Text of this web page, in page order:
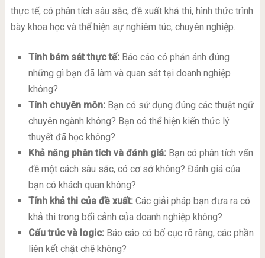
thực tế, có phân tích sâu sắc, đề xuất khả thi, hình thức trình
bày khoa học và thể hiện sự nghiêm túc, chuyên nghiệp.
Tính bám sát thực tế:Báo cáo có phản ánh đúng
những gì bạn đã làm và quan sát tại doanh nghiệp
không?
Tính chuyên môn:Bạn có sử dụng đúng các thuật ngữ
chuyên ngành không? Bạn có thể hiện kiến thức lý
thuyết đã học không?
Khả năng phân tích và đánh giá:Bạn có phân tích vấn
đề một cách sâu sắc, có cơ sở không? Đánh giá của
bạn có khách quan không?
Tính khả thi của đề xuất:Các giải pháp bạn đưa ra có
khả thi trong bối cảnh của doanh nghiệp không?
Cấu trúc và logic:Báo cáo có bố cục rõ ràng, các phần
liên kết chặt chẽ không?